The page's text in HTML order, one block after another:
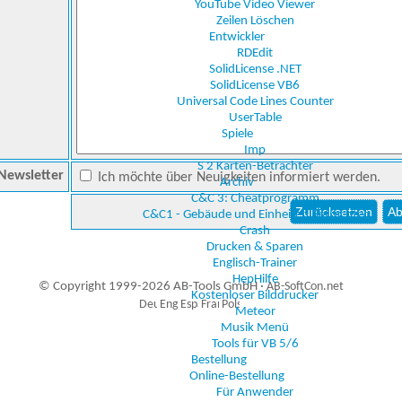
YouTube Video Viewer
Zeilen Löschen
Entwickler
RDEdit
SolidLicense .NET
SolidLicense VB6
Universal Code Lines Counter
UserTable
Spiele
Imp
S 2 Karten-Betrachter
Archiv
C&C 3: Cheatprogramm
C&C1 - Gebäude und Einheiten Betrachter
Crash
Drucken & Sparen
Englisch-Trainer
HepHilfe
Kostenloser Bilddrucker
Meteor
Musik Menü
Tools für VB 5/6
Bestellung
Online-Bestellung
Für Anwender
Newsletter Ich möchte über Neuigkeiten informiert werden.
© Copyright 1999-2026 AB-Tools GmbH ·AB-SoftCon.net
Auxiliary supplies